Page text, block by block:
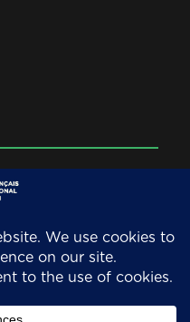
An AEFE accredited